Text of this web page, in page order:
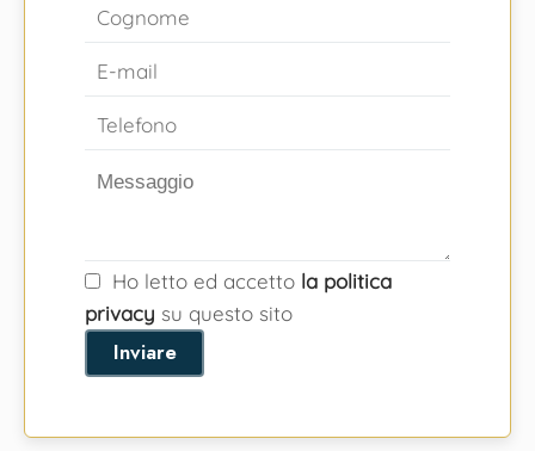
Ho letto ed accetto la politica
privacy su questo sito
Inviare